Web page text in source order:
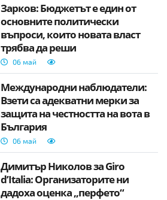
Зарков: Бюджетът е един от
основните политически
въпроси, които новата власт
трябва да реши
06 май
Международни наблюдатели:
Взети са адекватни мерки за
защита на честността на вота в
България
06 май
Димитър Николов за Giro
d’Italia: Организаторите ни
дадоха оценка „перфето“